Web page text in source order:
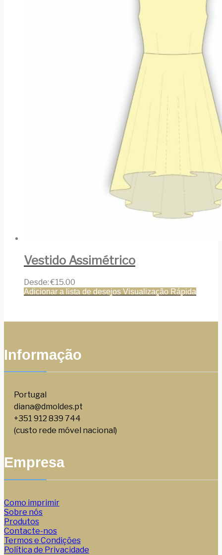
Vestido Assimétrico
Desde:€15.00
Adicionar a lista de desejos Visualização Rápida
Informação
Portugal
diana@dmoldes.pt
+351 912 839 744
(custo rede móvel nacional)
Empresa
Como imprimir
Sobre nós
Produtos
Contacte-nos
Termos e Condições
Política de Privacidade